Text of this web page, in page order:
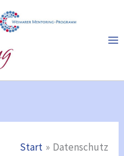
Start Datenschutz